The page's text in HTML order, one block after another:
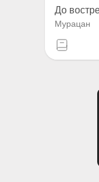
До
Мурацан